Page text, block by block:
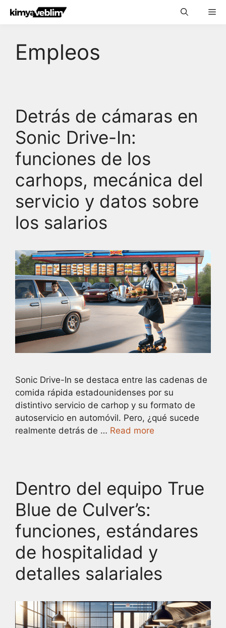
Skip
Empleos
Detrás de cámaras en
Sonic Drive-In:
funciones de los
carhops, mecánica del
servicio y datos sobre
los salarios
Sonic Drive-In se destaca entre las cadenas de
comida rápida estadounidenses por su
distintivo servicio de carhop y su formato de
autoservicio en automóvil. Pero, ¿qué sucede
realmente detrás de … Read more
Dentro del equipo True
Blue de Culver’s:
funciones, estándares
de hospitalidad y
detalles salariales